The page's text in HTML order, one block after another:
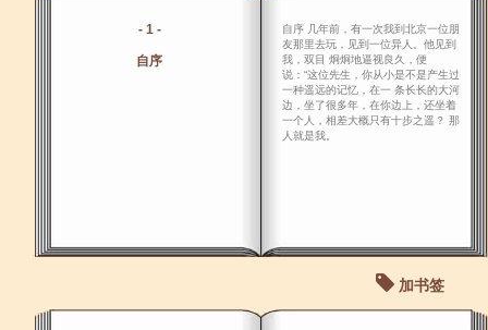
- 1 -
自序
自序 几年前，有一次我到北京一位朋
友那里去玩，见到一位异人。他见到
我，双目 炯炯地逼视良久，便
说：“这位先生，你从小是不是产生过
一种遥远的记忆，在一 条长长的大河
边，坐了很多年，在你边上，还坐着
一个人，相差大概只有十步之遥？ 那
人就是我。
加书签